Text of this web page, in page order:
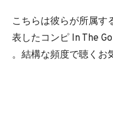
こちらは彼らが所属す
表したコンピ In The
。結構な頻度で聴くお